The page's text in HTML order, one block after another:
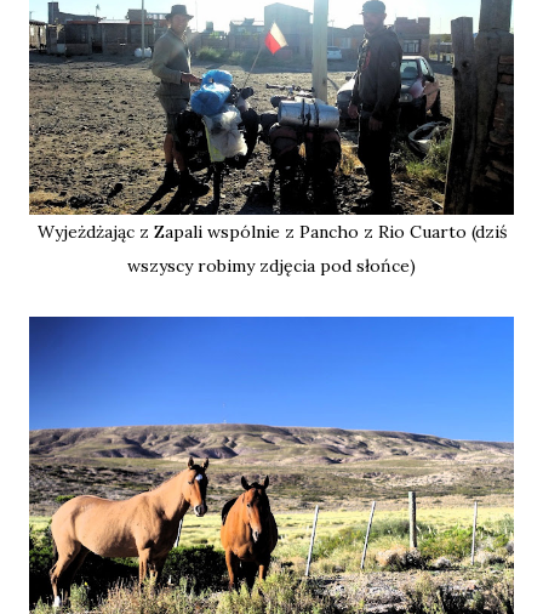
Wyjeżdżając z Zapali wspólnie z Pancho z Rio Cuarto (dziś
wszyscy robimy zdjęcia pod słońce)